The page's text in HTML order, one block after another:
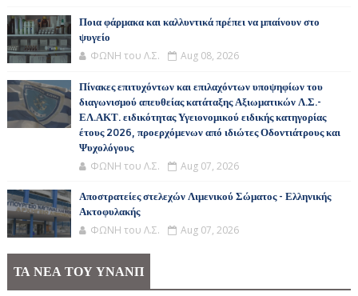
Ποια φάρμακα και καλλυντικά πρέπει να μπαίνουν στο
ψυγείο
ΦΩΝΗ του Λ.Σ. Aug 08, 2026
Πίνακες επιτυχόντων και επιλαχόντων υποψηφίων του
διαγωνισμού απευθείας κατάταξης Αξιωματικών Λ.Σ.-
ΕΛ.ΑΚΤ. ειδικότητας Υγειονομικού ειδικής κατηγορίας
έτους 2026, προερχόμενων από ιδιώτες Οδοντιάτρους και
Ψυχολόγους
ΦΩΝΗ του Λ.Σ. Aug 07, 2026
Αποστρατείες στελεχών Λιμενικού Σώματος - Ελληνικής
Ακτοφυλακής
ΦΩΝΗ του Λ.Σ. Aug 07, 2026
ΤΑ ΝΕΑ ΤΟΥ ΥΝΑΝΠ